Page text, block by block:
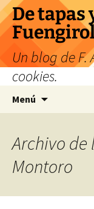
Saltar
al
contenido
De tapas
Un blog de F.
cookies.
Menú
Archivo
Montoro